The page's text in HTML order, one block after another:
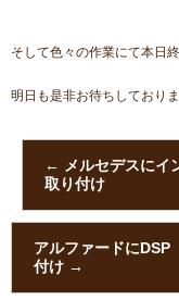
そして色々の作業にて本日
明日も是非お待ちしておりま
← メルセデスにイ
取り付け
アルファードに
付け →